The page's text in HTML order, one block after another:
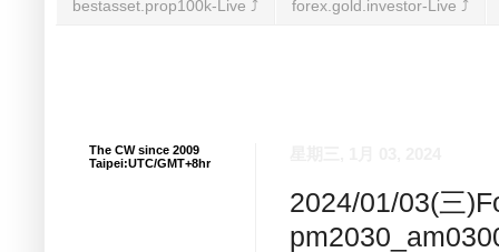
bestasset.prop100k-Live ⤴︎ forex.gold.investor-Live ⤴︎
2024/01/03(三
The CW since 2009
Taipei:UTC/GMT+8hr